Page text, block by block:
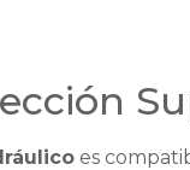
es